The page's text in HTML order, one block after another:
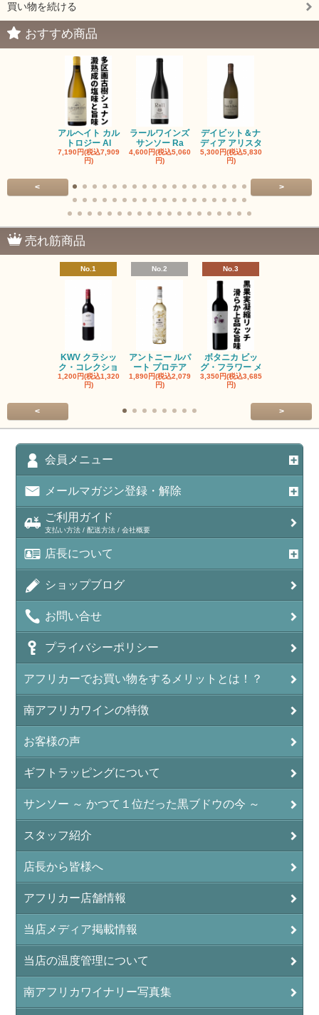
買い物を続ける
おすすめ商品
アルヘイト カル
トロジー Al
7,190円(税込7,909
円)
ラールワインズ
サンソー Ra
4,600円(税込5,060
円)
デイビット＆ナ
ディア アリスタ
5,300円(税込5,830
円)
< >
売れ筋商品
No.1
KWV クラシッ
ク・コレクショ
1,200円(税込1,320
円)
No.2
アントニー ルパ
ート プロテア
1,890円(税込2,079
円)
No.3
ボタニカ ビッ
グ・フラワー メ
3,350円(税込3,685
円)
< >
会員メニュー
メールマガジン登録・解除
ご利用ガイド
支払い方法 / 配送方法 / 会社概要
店長について
ショップブログ
お問い合せ
プライバシーポリシー
アフリカーでお買い物をするメリットとは！？
南アフリカワインの特徴
お客様の声
ギフトラッピングについて
サンソー ～ かつて１位だった黒ブドウの今 ～
スタッフ紹介
店長から皆様へ
アフリカー店舗情報
当店メディア掲載情報
当店の温度管理について
南アフリカワイナリー写真集